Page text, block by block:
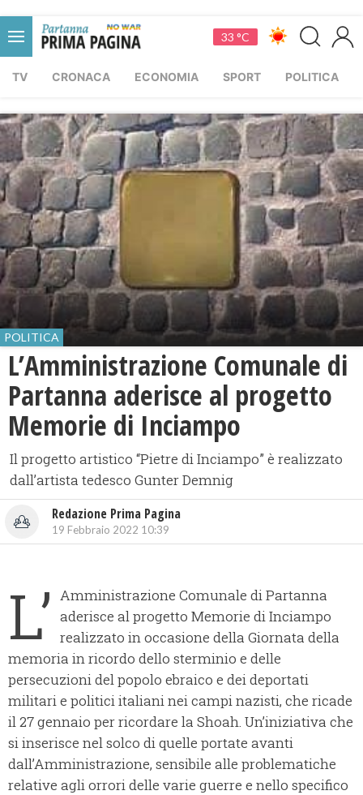
33 °C
TV CRONACA ECONOMIA SPORT POLITICA
POLITICA
L’Amministrazione Comunale di
Partanna aderisce al progetto
Memorie di Inciampo
Il progetto artistico “Pietre di Inciampo” è realizzato
dall’artista tedesco Gunter Demnig
Redazione Prima Pagina
19 Febbraio 2022 10:39
L’ Amministrazione Comunale di Partanna
aderisce al progetto Memorie di Inciampo
realizzato in occasione della Giornata della
memoria in ricordo dello sterminio e delle
persecuzioni del popolo ebraico e dei deportati
militari e politici italiani nei campi nazisti, che ricade
il 27 gennaio per ricordare la Shoah. Un’iniziativa che
si inserisce nel solco di quelle portate avanti
dall’Amministrazione, sensibile alle problematiche
relative agli orrori delle varie guerre e nello specifico